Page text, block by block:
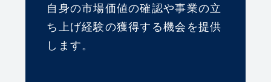
自身の市場価値の確認や事業の立
ち上げ経験の獲得する機会を提供
します。